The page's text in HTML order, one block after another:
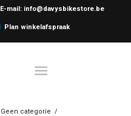
E-mail: info@davysbikestore.be
Plan winkelafspraak
Geen categorie /